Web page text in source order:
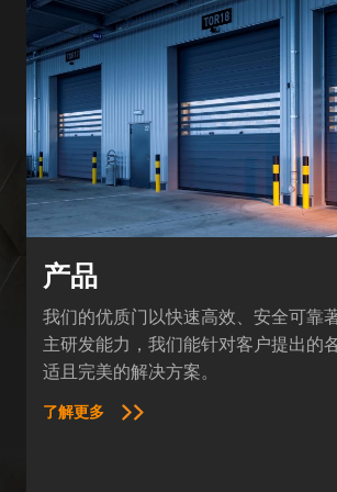
产品
我们的优质门以快速高效、安全可靠
主研发能力，我们能针对客户提出的
适且完美的解决方案。
了解更多